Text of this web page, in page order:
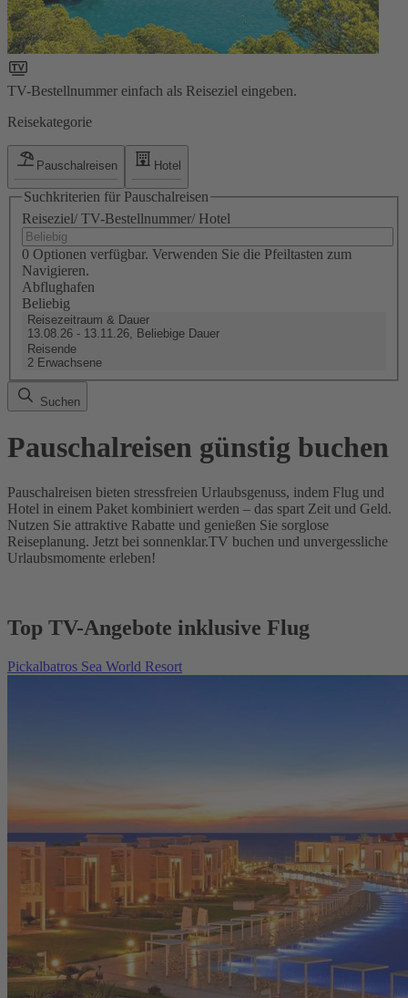
TV-Bestellnummer einfach als Reiseziel eingeben.
Reisekategorie
Pauschalreisen Hotel
Suchkriterien für Pauschalreisen
Reiseziel/ TV-Bestellnummer/ Hotel
0 Optionen verfügbar. Verwenden Sie die Pfeiltasten zum
Navigieren.
Abflughafen
Beliebig
Reisezeitraum & Dauer
13.08.26 - 13.11.26, Beliebige Dauer
Reisende
2 Erwachsene
Suchen
Pauschalreisen günstig buchen
Pauschalreisen bieten stressfreien Urlaubsgenuss, indem Flug und
Hotel in einem Paket kombiniert werden – das spart Zeit und Geld.
Nutzen Sie attraktive Rabatte und genießen Sie sorglose
Reiseplanung. Jetzt bei sonnenklar.TV buchen und unvergessliche
Urlaubsmomente erleben!
Top TV-Angebote inklusive Flug
Pickalbatros Sea World Resort